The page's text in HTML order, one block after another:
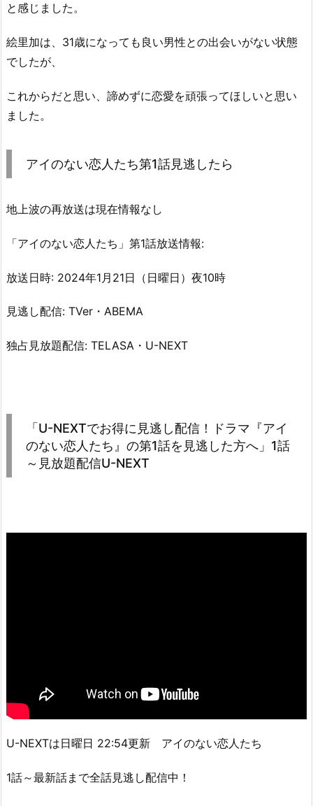
と感じました。
絵里加は、31歳になっても良い男性との出会いがない状態
でしたが、
これからだと思い、諦めずに恋愛を頑張ってほしいと思い
ました。
アイのない恋人たち第1話見逃したら
地上波の再放送は現在情報なし
「アイのない恋人たち」第1話放送情報:
放送日時: 2024年1月21日（日曜日）夜10時
見逃し配信: TVer・ABEMA
独占見放題配信: TELASA・U-NEXT
「U-NEXTでお得に見逃し配信！ドラマ『アイ
のない恋人たち』の第1話を見逃した方へ」1話
～見放題配信U-NEXT
U-NEXTは日曜日 22:54更新 アイのない恋人たち
1話～最新話まで全話見逃し配信中！